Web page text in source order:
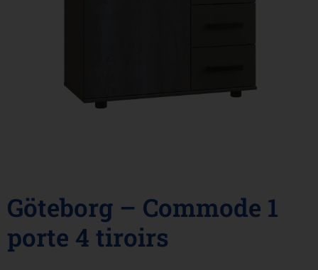
Göteborg – Commode 1
porte 4 tiroirs